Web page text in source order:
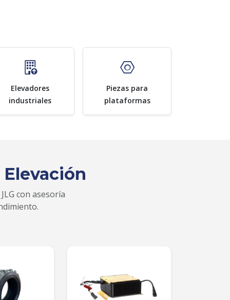
Elevadores
industriales
Piezas para
plataformas
con asesoría